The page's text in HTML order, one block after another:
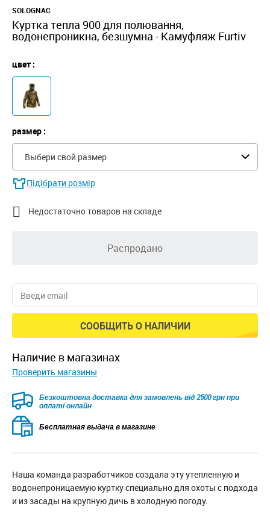
SOLOGNAC
Куртка тепла 900 для полювання,
водонепроникна, безшумна - Камуфляж Furtiv
цвет :
размер :
Выбери свой размер
Підібрати розмір
 Недостаточно товаров на складе
Распродано
СООБЩИТЬ О НАЛИЧИИ
наличие в магазинах
Проверить магазины
Безкоштовна доставка для замовлень від 2500 грн при
оплаті онлайн
Бесплатная выдача в магазине
Наша команда разработчиков создала эту утепленную и
водонепроницаемую куртку специально для охоты с подхода
и из засады на крупную дичь в холодную погоду.